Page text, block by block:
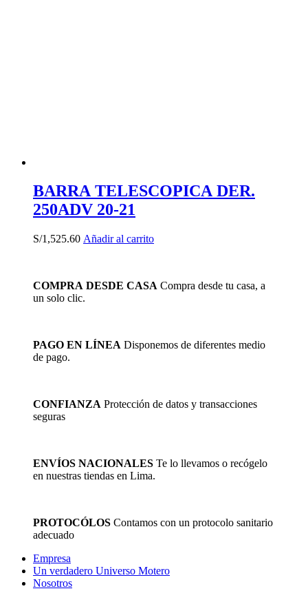
BARRA TELESCOPICA DER.
250ADV 20-21
S/1,525.60 Añadir al carrito
COMPRA DESDE CASA Compra desde tu casa, a
un solo clic.
PAGO EN LÍNEA Disponemos de diferentes medio
de pago.
CONFIANZA Protección de datos y transacciones
seguras
ENVÍOS NACIONALES Te lo llevamos o recógelo
en nuestras tiendas en Lima.
PROTOCÓLOS Contamos con un protocolo sanitario
adecuado
Empresa
Un verdadero Universo Motero
Nosotros